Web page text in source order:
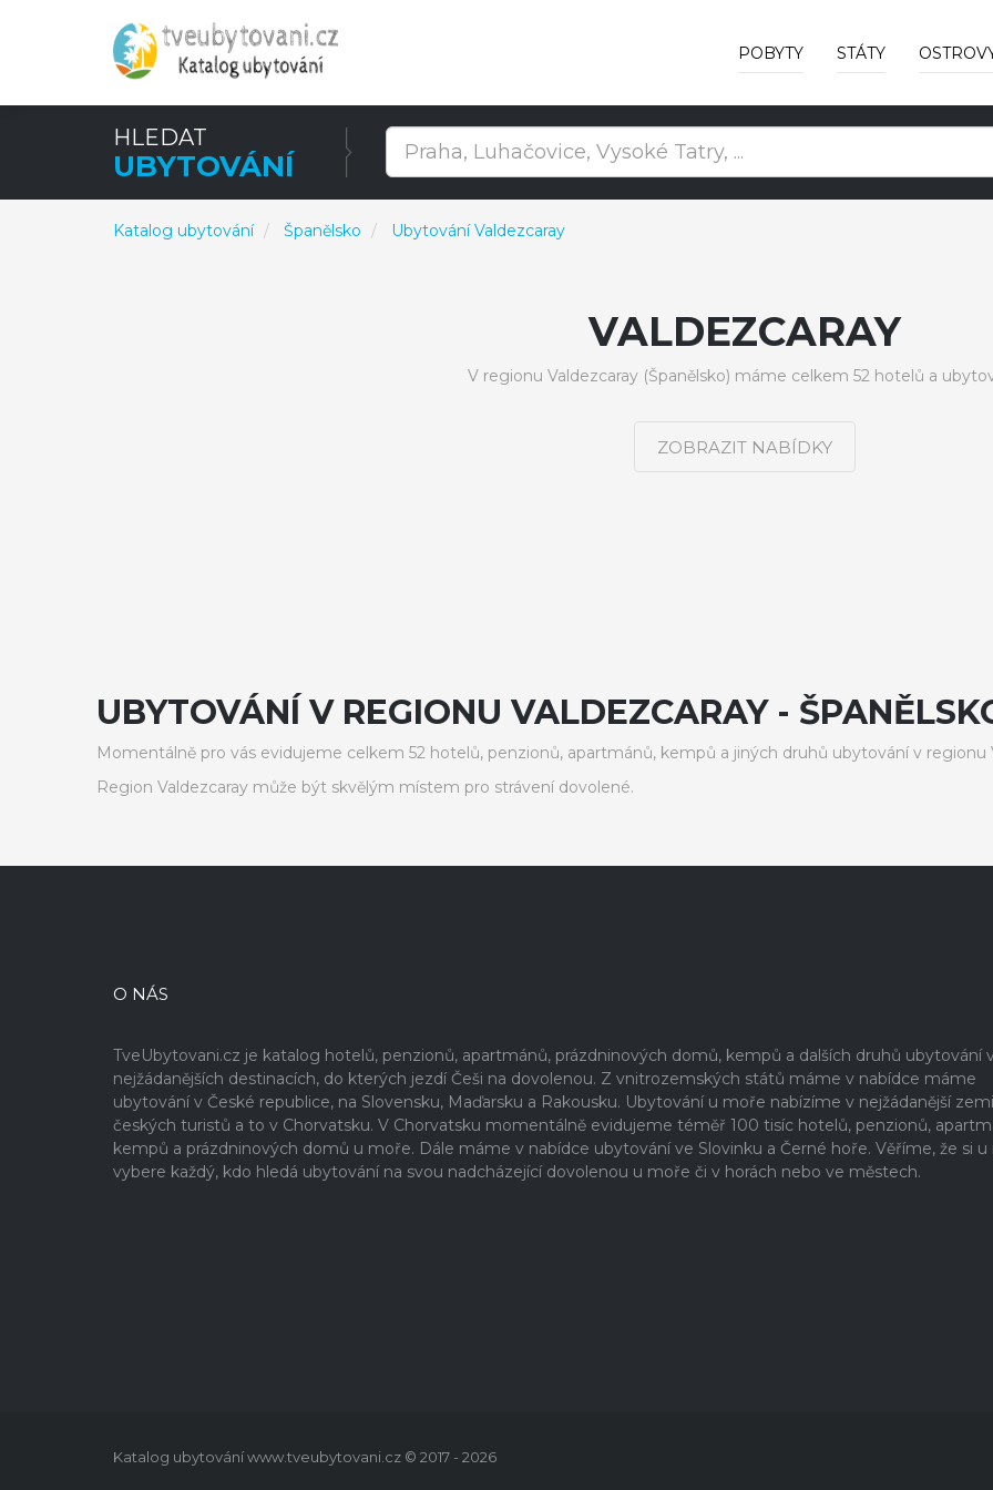
POBYTY STÁTY
HLEDAT
UBYTOVÁNÍ
Katalog ubytování Španělsko Ubytování Valdezcaray
VALDEZCARAY
V regionu Valdezcaray (Španělsko) máme celkem 52 hotelů a
ZOBRAZIT NABÍDKY
UBYTOVÁNÍ V REGIONU VALDEZCARAY -
Momentálně pro vás evidujeme celkem 52 hotelů, penzionů, apartmánů, kempů a jiných druhů ubytování v regionu
Region Valdezcaray může být skvělým místem pro strávení dovolené.
O NÁS
TveUbytovani.cz je katalog hotelů, penzionů, apartmánů, prázdninových domů, kempů a dalších druhů ubytování
nejžádanějších destinacích, do kterých jezdí Češi na dovolenou. Z vnitrozemských států máme v nabídce máme
ubytování v České republice, na Slovensku, Maďarsku a Rakousku. Ubytování u moře nabízíme v nejžádanější zemi
českých turistů a to v Chorvatsku. V Chorvatsku momentálně evidujeme téměř 100 tisíc hotelů, penzionů,
kempů a prázdninových domů u moře. Dále máme v nabídce ubytování ve Slovinku a Černé hoře. Věříme, že si u
vybere každý, kdo hledá ubytování na svou nadcházející dovolenou u moře či v horách nebo ve městech.
Katalog ubytování www.tveubytovani.cz © 2017 - 2026